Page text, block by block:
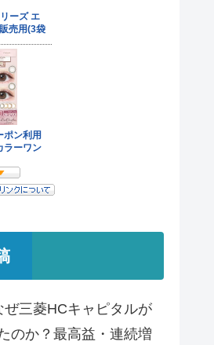
ぜ三菱HCキャピタルが
のか？最高益・連続増